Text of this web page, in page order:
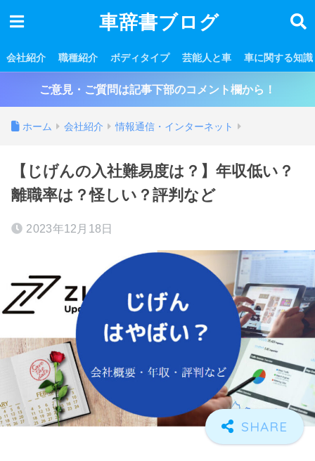
車辞書ブログ
会社紹介 職種紹介 ボディタイプ 芸能人と車 車に関する知識
ご意見・ご質問は記事下部のコメント欄から！
ホーム 会社紹介 情報通信・インターネット
【じげんの入社難易度は？】年収低い？
離職率は？怪しい？評判など
2023年12月18日